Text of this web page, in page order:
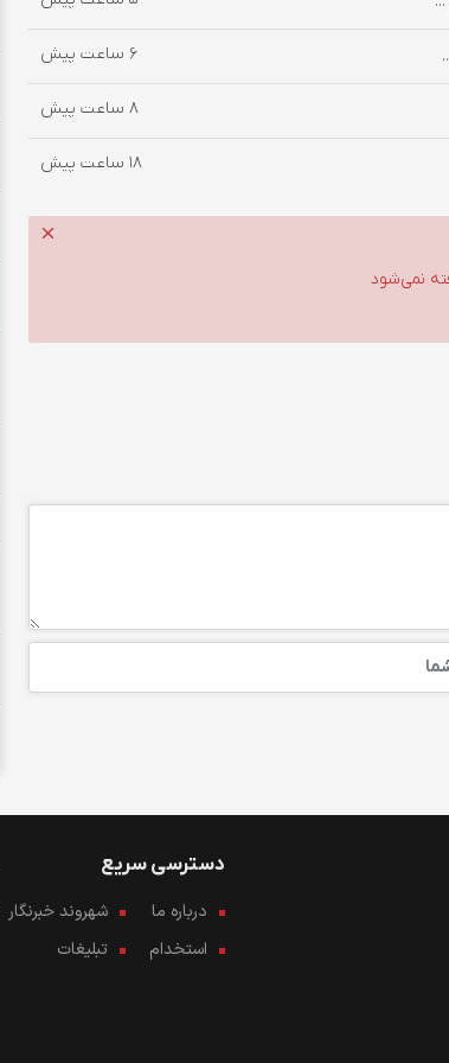
6 ساعت پیش
8 ساعت پیش
18 ساعت پیش
نمی‌شود
دسترسی سریع
درباره ما
شهروند خبرنگار
استخدام
تبلیغات